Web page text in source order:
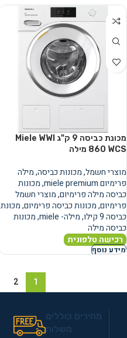
מכונת כביסה ‏9 ‏ק"ג Miele WWI
860 WCS מילה
מוצרי חשמל,מכונות כביסה,מילה
פרימיום miele premium
,מכונות
כביסה מילה פרימיום,מוצרי חשמל
פרימיום,מכונות כביסה פרימיום,מכונת
כביסה 9 קילו
,מילה- miele ,מכונות
כביסה מילה
רכישה טלפונית
מידע נוסף
1
2